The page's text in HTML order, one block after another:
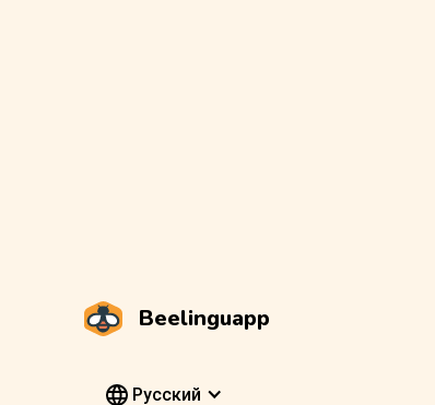
Beelinguapp
Pусский